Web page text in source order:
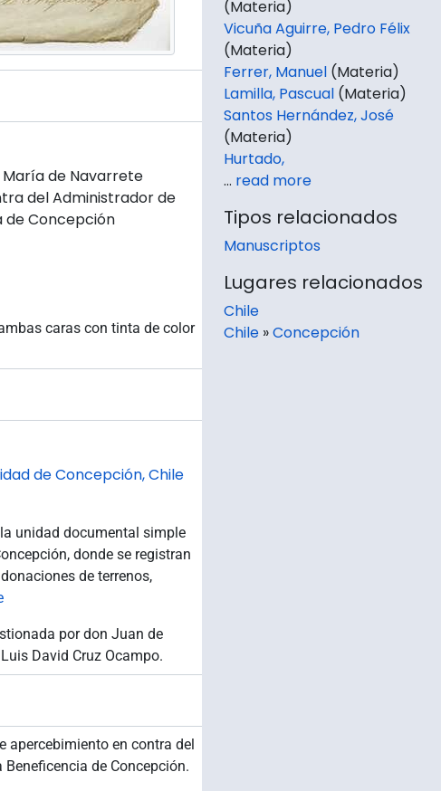
María de Navarrete
del Administrador de
de Concepción
caras con tinta de color
de Concepción, Chile
unidad documental simple
donde se registran
de terrenos,
por don Juan de
David Cruz Ocampo.
apercebimiento en contra del
de Concepción.
(Materia)
Vicuña Aguirre, Pedro Félix
(Materia)
Ferrer, Manuel (Materia)
Lamilla, Pascual (Materia)
Santos Hernández, José
(Materia)
Hurtado,
… read more
Tipos relacionados
Manuscriptos
Lugares relacionados
Chile
Chile »Concepción